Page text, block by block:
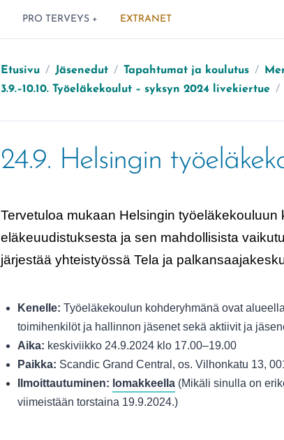
PRO TERVEYS + EXTRANET
Etusivu / Jäsenedut / Tapahtumat ja koulutus /
3.9.–10.10. Työeläkekoulut – syksyn 2024 livekiertue /
24.9. Helsingin
Tervetuloa mukaan Helsingin
eläkeuudistuksesta ja sen mahdollisista
järjestää yhteistyössä Tela ja
Kenelle: Työeläkekoulun kohderyhmänä ovat
toimihenkilöt ja hallinnon jäsenet sekä aktiivit ja
Aika: keskiviikko 24.9.2024 klo 17.00–19.00
Paikka: Scandic Grand Central, os. Vilhonkatu 13,
Ilmoittautuminen: lomakkeella (Mikäli sinulla on
viimeistään torstaina 19.9.2024.)